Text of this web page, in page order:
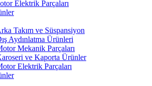
Elektrik Parçaları
Takım ve Süspansiyon
Aydınlatma Ürünleri
Mekanik Parçaları
ve Kaporta Ürünler
Elektrik Parçaları